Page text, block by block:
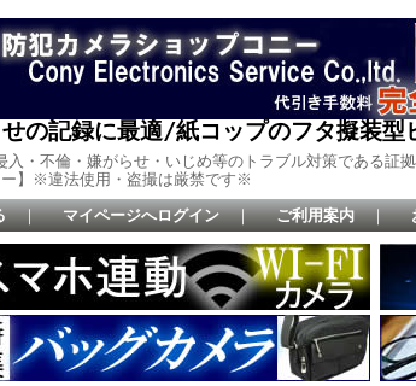
の記録に最適/紙コップのフタ擬装型
入・不倫・嫌がらせ・いじめ等のトラブル対策である証
】※違法使用・盗撮は厳禁です※
｜ マイページへログイン ｜ ご利用案内 ｜